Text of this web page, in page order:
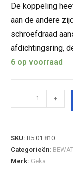
De koppeling
aan de andere
schroefdraad
afdichtingsring,
6 op voorraad
- +
SKU:B5.01.810
Categorieën:
Merk: Geka